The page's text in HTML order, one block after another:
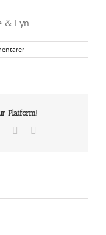
& Fyn
Platform!
Pinterest